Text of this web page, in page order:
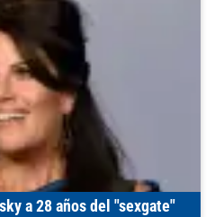
a 28 años del "sexgate"